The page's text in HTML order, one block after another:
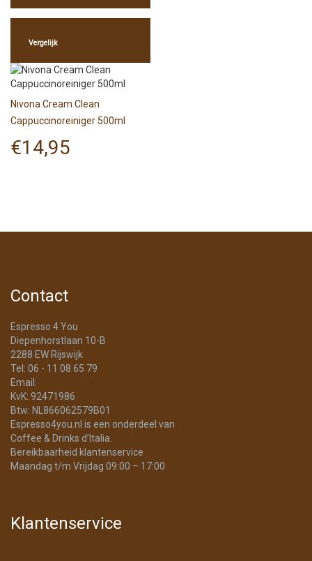
Vergelijk
Nivona Cream Clean
Cappuccinoreiniger 500ml
€14,95
Contact
Espresso 4 You
Diepenhorstlaan 10-B
2288 EW Rijswijk
Tel: 06 - 11 08 65 79
Email:
KvK: 92471986
Btw: NL866062579B01
Espresso4you.nl is een onderdeel van
Coffee & Drinks d’Italia.
Bereikbaarheid klantenservice
Maandag t/m Vrijdag 09:00 – 17:00
Klantenservice